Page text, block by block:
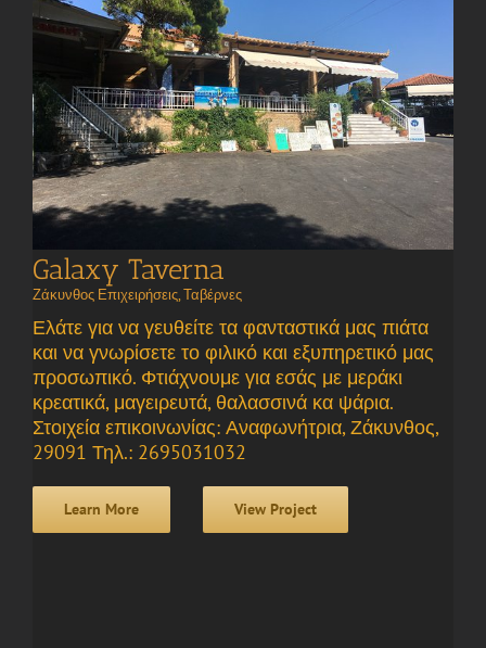
Galaxy Taverna
Ζάκυνθος Επιχειρήσεις,Ταβέρνες
Ελάτε για να γευθείτε τα φανταστικά μας πιάτα
και να γνωρίσετε το φιλικό και εξυπηρετικό μας
προσωπικό. Φτιάχνουμε για εσάς με μεράκι
κρεατικά, μαγειρευτά, θαλασσινά κα ψάρια.
Στοιχεία επικοινωνίας: Αναφωνήτρια, Ζάκυνθος,
29091 Τηλ.: 2695031032
Learn More View Project